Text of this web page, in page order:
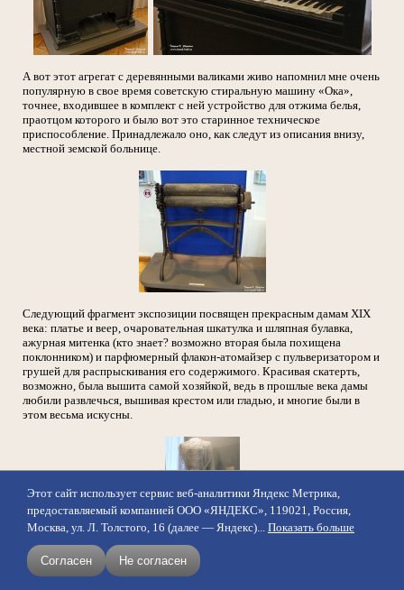
А вот этот агрегат с деревянными валиками живо напомнил мне очень
популярную в свое время советскую стиральную машину «Ока»,
точнее, входившее в комплект с ней устройство для отжима белья,
праотцом которого и было вот это старинное техническое
приспособление. Принадлежало оно, как следут из описания внизу,
местной земской больнице.
Следующий фрагмент экспозиции посвящен прекрасным дамам XIX
века: платье и веер, очаровательная шкатулка и шляпная булавка,
ажурная митенка (кто знает? возможно вторая была похищена
поклонником) и парфюмерный флакон-атомайзер с пульверизатором и
грушей для распрыскивания его содержимого. Красивая скатерть,
возможно, была вышита самой хозяйкой, ведь в прошлые века дамы
любили развлечься, вышивая крестом или гладью, и многие были в
этом весьма искусны.
Этот сайт использует сервис веб-аналитики Яндекс Метрика,
предоставляемый компанией ООО «ЯНДЕКС», 119021, Россия,
Москва, ул. Л. Толстого, 16 (далее — Яндекс)... Показать больше
Согласен Не согласен